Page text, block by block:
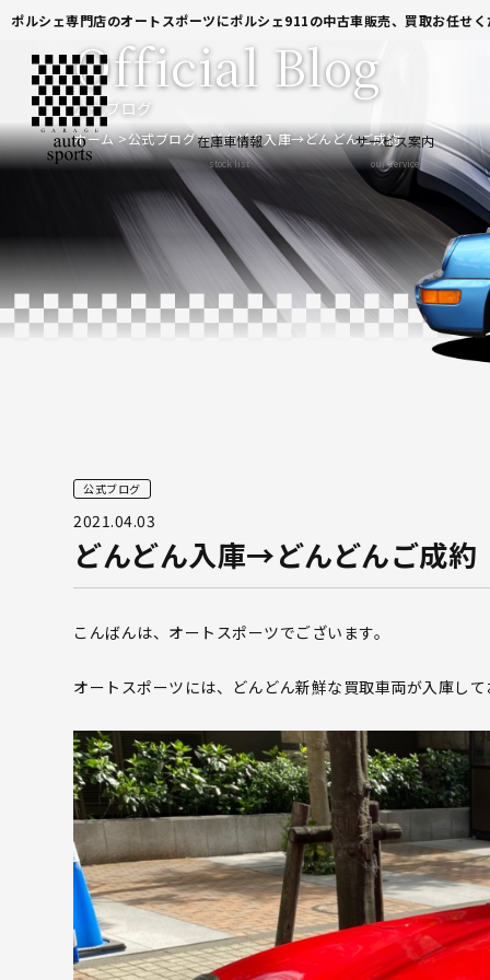
ポルシェ専門店のオートスポーツにポルシェ911の中古車販売、買取お任せ
在庫車情報
stock list
サービス案内
our service
公式ブログ
Official Blog
ホーム 公式ブログ どんどん入庫→どんどんご成約
公式ブログ
2021.04.03
どんどん入庫→どんどんご成約
こんばんは、オートスポーツでございます。
オートスポーツには、どんどん新鮮な買取車両が入庫し